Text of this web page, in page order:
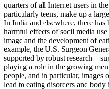
quarters of all Internet users in
particularly teens, make up a
In India and elsewhere, there
harmful effects of socil media
image and the development of
example, the U.S. Surgeon
supported by robust research –
playing a role in the growing
people, and in particular, images
lead to eating disorders and body